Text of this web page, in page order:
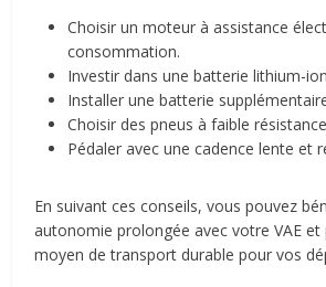
Choisir un moteur à assistance
consommation.
Investir dans une batterie lithium-
Installer une batterie
Choisir des pneus à faible
Pédaler avec une cadence lente et
En suivant ces conseils, vous pouvez
autonomie prolongée avec votre VAE et
moyen de transport durable pour vos